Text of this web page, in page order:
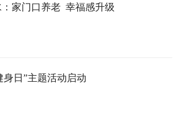
家门口养老 幸福感升级
身日”主题活动启动